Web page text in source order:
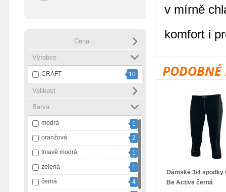
Cena
Výrobce
CRAFT 10
Velikost
Barva
modrá
1
oranžová
2
tmavě modrá
1
zelená
1
černá
4
v mírně
komfort i
PODOBNÉ
Dámské 3/4 spodky
Be Active černá